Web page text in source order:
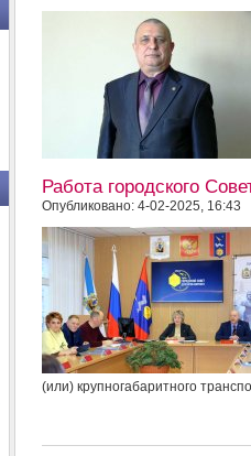
Работа городского
Опубликовано: 4-02-2025, 16:43
(или) крупногабаритного